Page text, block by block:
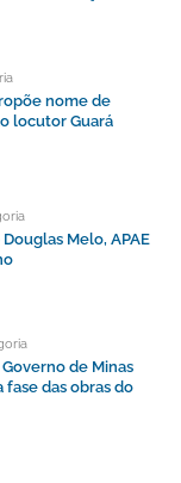
nome de
locutor Guará
Melo, APAE
de Minas
das obras do